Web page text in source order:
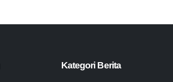
Kategori Berita